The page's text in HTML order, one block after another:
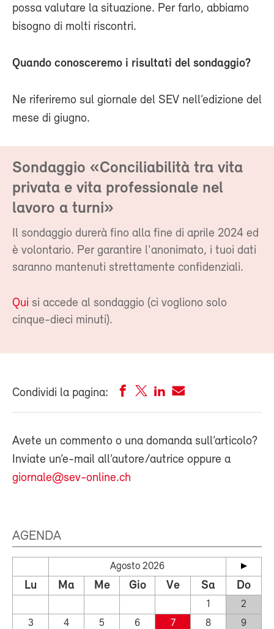
possa valutare la situazione. Per farlo, abbiamo
bisogno di molti riscontri.
Quando conosceremo i risultati del sondaggio?
Ne riferiremo sul giornale del SEV nell’edizione del
mese di giugno.
Sondaggio «Conciliabilità tra vita
privata e vita professionale nel
lavoro a turni»
Il sondaggio durerà fino alla fine di aprile 2024 ed
è volontario. Per garantire l'anonimato, i tuoi dati
saranno mantenuti strettamente confidenziali.
Qui si accede al sondaggio (ci vogliono solo
cinque-dieci minuti).
Condividi la pagina:
Avete un commento o una domanda sull’articolo?
Inviate un’e-mail all’autore/autrice oppure a
giornale@sev-online.ch
AGENDA
Agosto 2026
Lu Ma Me Gio Ve Sa Do
1
2
3
4 5 6 7 8
9